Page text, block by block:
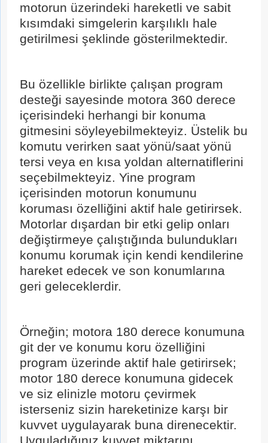
motorun üzerindeki hareketli ve sabit
kısımdaki simgelerin karşılıklı hale
getirilmesi şeklinde gösterilmektedir.
Bu özellikle birlikte çalışan program
desteği sayesinde motora 360 derece
içerisindeki herhangi bir konuma
gitmesini söyleyebilmekteyiz. Üstelik bu
komutu verirken saat yönü/saat yönü
tersi veya en kısa yoldan alternatiflerini
seçebilmekteyiz. Yine program
içerisinden motorun konumunu
koruması özelliğini aktif hale getirirsek.
Motorlar dışardan bir etki gelip onları
değiştirmeye çalıştığında bulundukları
konumu korumak için kendi kendilerine
hareket edecek ve son konumlarına
geri geleceklerdir.
Örneğin; motora 180 derece konumuna
git der ve konumu koru özelliğini
program üzerinde aktif hale getirirsek;
motor 180 derece konumuna gidecek
ve siz elinizle motoru çevirmek
isterseniz sizin hareketinize karşı bir
kuvvet uygulayarak buna direnecektir.
İsim Soy İsim
E-Posta
Gelince Haber Ver
İsim Soy İsim
E-Posta
Taksit Seçenekleri